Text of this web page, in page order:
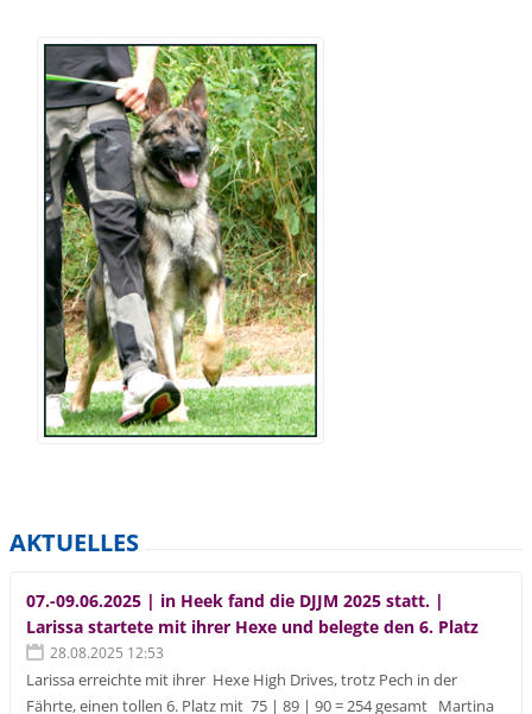
AKTUELLES
07.-09.06.2025 | in Heek fand die DJJM 2025 statt. |
Larissa startete mit ihrer Hexe und belegte den 6. Platz
28.08.2025 12:53
Larissa erreichte mit ihrer Hexe High Drives, trotz Pech in der
Fährte, einen tollen 6. Platz mit 75 | 89 | 90 = 254 gesamt Martina